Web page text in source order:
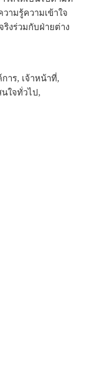
ามรู้ความเข้าใจ
ริงร่วมกับฝ่ายต่าง
าร, เจ้าหน้าที่,
ใจทั่วไป,